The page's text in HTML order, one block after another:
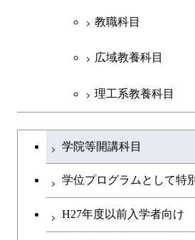
教職科目
広域教養科目
理工系教養科目
学士課程を切り替える
学院等開講科目
学位プログラムとして特
H27年度以前入学者向け